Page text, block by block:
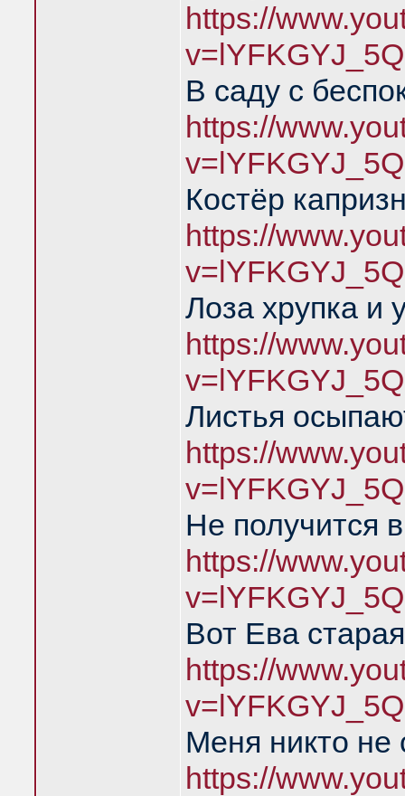
https://
В саду с
https://
Костёр
https://
Лоза хрупка и
https://
Листья
https://
Не получится
https://
Вот Ева
https://
Меня никто
https://